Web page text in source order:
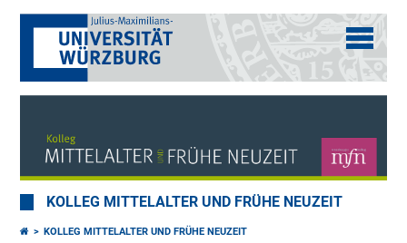
KOLLEG MITTELALTER UND FRÜHE NEUZEIT
KOLLEG MITTELALTER UND FRÜHE NEUZEIT